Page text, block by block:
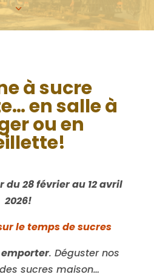
3
à sucre
en salle à
ou en
du 28 février au 12 avril
2026!
le temps de sucres
emporter. Déguster nos
sucres maison…